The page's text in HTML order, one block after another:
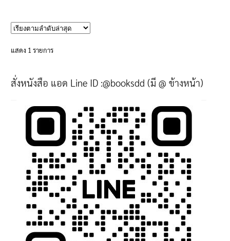
may
chosen
on
the
product
page
แสดง 1 รายการ
สั่งหนังสือ แอด Line ID :@booksdd (มี @ ข้างหน้า)